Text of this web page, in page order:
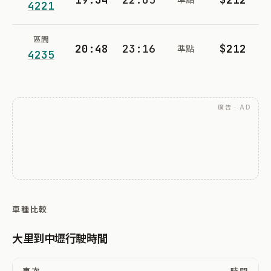
4221
區間
4235 20:48 23:16 準點 $212
廣告 · AD
車種比較
大里到中壢行駛時間